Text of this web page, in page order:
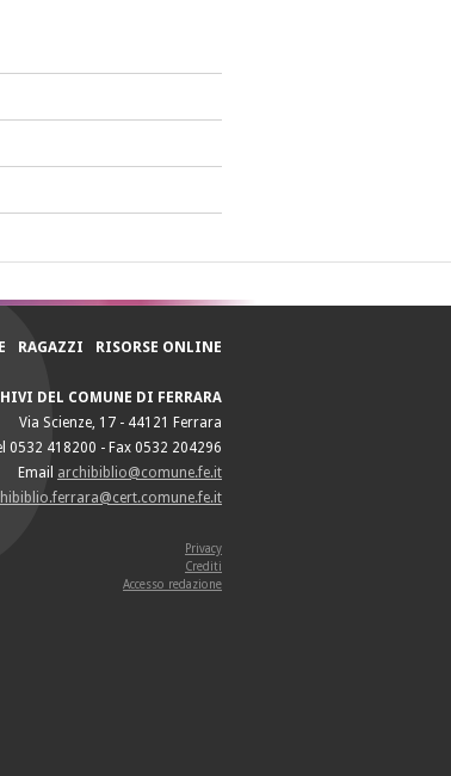
RAGAZZI RISORSE ONLINE
DEL COMUNE DI FERRARA
Via Scienze, 17 - 44121 Ferrara
0532 418200 - Fax 0532 204296
Email archibiblio@comune.fe.it
Privacy
Crediti
Accesso redazione